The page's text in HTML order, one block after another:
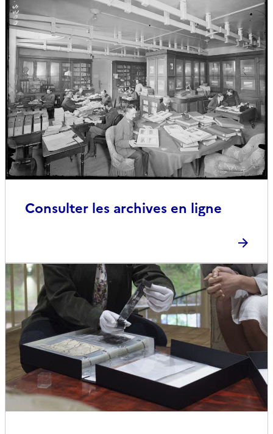
Consulter les archives en ligne